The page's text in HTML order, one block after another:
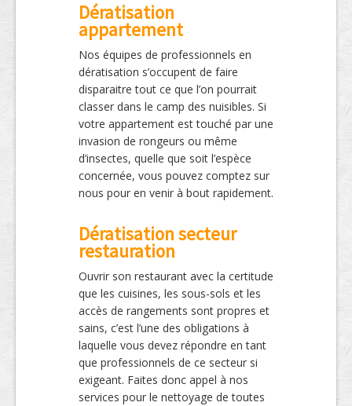
Dératisation
appartement
Nos équipes de professionnels en
dératisation s’occupent de faire
disparaitre tout ce que l’on pourrait
classer dans le camp des nuisibles. Si
votre appartement est touché par une
invasion de rongeurs ou même
d’insectes, quelle que soit l’espèce
concernée, vous pouvez comptez sur
nous pour en venir à bout rapidement.
Dératisation secteur
restauration
Ouvrir son restaurant avec la certitude
que les cuisines, les sous-sols et les
accès de rangements sont propres et
sains, c’est l’une des obligations à
laquelle vous devez répondre en tant
que professionnels de ce secteur si
exigeant. Faites donc appel à nos
services pour le nettoyage de toutes